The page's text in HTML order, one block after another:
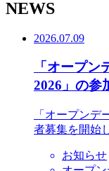
NEWS
2026.07.09
「オープ
2026」の参
「オープンデ
者募集を開始
お知らせ